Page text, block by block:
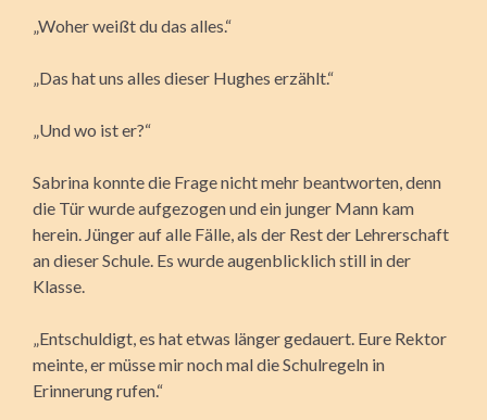
„Woher weißt du das alles.“
„Das hat uns alles dieser Hughes erzählt.“
„Und wo ist er?“
Sabrina konnte die Frage nicht mehr beantworten, denn
die Tür wurde aufgezogen und ein junger Mann kam
herein. Jünger auf alle Fälle, als der Rest der Lehrerschaft
an dieser Schule. Es wurde augenblicklich still in der
Klasse.
„Entschuldigt, es hat etwas länger gedauert. Eure Rektor
meinte, er müsse mir noch mal die Schulregeln in
Erinnerung rufen.“